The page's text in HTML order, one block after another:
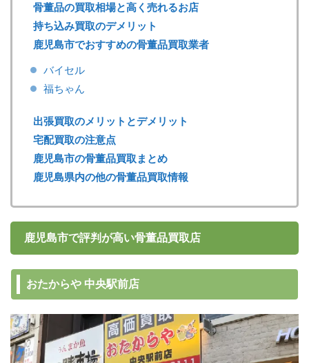
骨董品の買取相場と高く売れるお店
持ち込み買取のデメリット
鹿児島市でおすすめの骨董品買取業者
バイセル
福ちゃん
出張買取のメリットとデメリット
宅配買取の注意点
鹿児島市の骨董品買取まとめ
鹿児島県内の他の骨董品買取情報
鹿児島市で評判が高い骨董品買取店
おたからや 中央駅前店